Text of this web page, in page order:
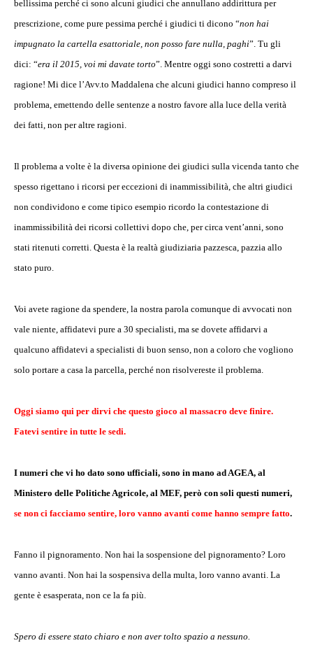
bellissima perché ci sono alcuni giudici che annullano addirittura per
prescrizione, come pure pessima perché i giudici ti dicono “non hai
impugnato la cartella esattoriale, non posso fare nulla, paghi”. Tu gli
dici: “era il 2015, voi mi davate torto”. Mentre oggi sono costretti a darvi
ragione! Mi dice l’Avv.to Maddalena che alcuni giudici hanno compreso il
problema, emettendo delle sentenze a nostro favore alla luce della verità
dei fatti, non per altre ragioni.
Il problema a volte è la diversa opinione dei giudici sulla vicenda tanto che
spesso rigettano i ricorsi per eccezioni di inammissibilità, che altri giudici
non condividono e come tipico esempio ricordo la contestazione di
inammissibilità dei ricorsi collettivi dopo che, per circa vent’anni, sono
stati ritenuti corretti. Questa è la realtà giudiziaria pazzesca, pazzia allo
stato puro.
Voi avete ragione da spendere, la nostra parola comunque di avvocati non
vale niente, affidatevi pure a 30 specialisti, ma se dovete affidarvi a
qualcuno affidatevi a specialisti di buon senso, non a coloro che vogliono
solo portare a casa la parcella, perché non risolvereste il problema.
Oggi siamo qui per dirvi che questo gioco al massacro deve finire.
Fatevi sentire in tutte le sedi.
I numeri che vi ho dato sono ufficiali, sono in mano ad AGEA, al
Ministero delle Politiche Agricole, al MEF, però con soli questi numeri,
se non ci facciamo sentire, loro vanno avanti come hanno sempre fatto.
Fanno il pignoramento. Non hai la sospensione del pignoramento? Loro
vanno avanti. Non hai la sospensiva della multa, loro vanno avanti. La
gente è esasperata, non ce la fa più.
Spero di essere stato chiaro e non aver tolto spazio a nessuno.